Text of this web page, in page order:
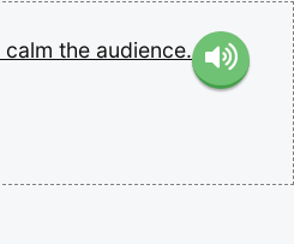
calm the audience.